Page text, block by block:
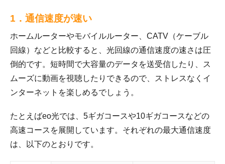
1．通信速度が速い
ホームルーターやモバイルルーター、CATV（ケーブル
回線）などと比較すると、光回線の通信速度の速さは圧
倒的です。短時間で大容量のデータを送受信したり、ス
ムーズに動画を視聴したりできるので、ストレスなくイ
ンターネットを楽しめるでしょう。
たとえばeo光では、5ギガコースや10ギガコースなどの
高速コースを展開しています。それぞれの最大通信速度
は、以下のとおりです。